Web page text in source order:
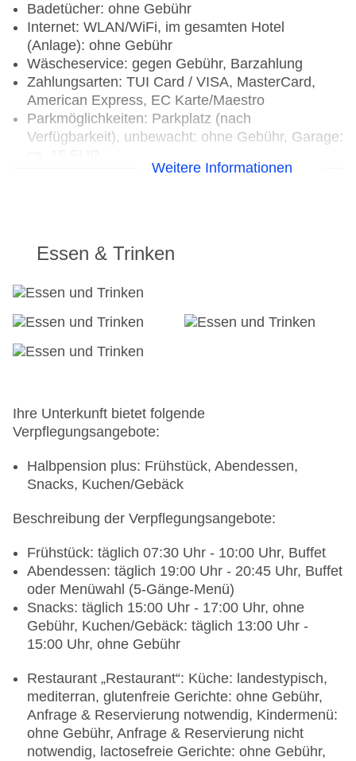
Badetücher: ohne Gebühr
Internet: WLAN/WiFi, im gesamten Hotel
(Anlage): ohne Gebühr
Wäscheservice: gegen Gebühr, Barzahlung
Zahlungsarten: TUI Card / VISA, MasterCard,
American Express, EC Karte/Maestro
Parkmöglichkeiten: Parkplatz (nach
Verfügbarkeit), unbewacht: ohne Gebühr, Garage:
Weitere Informationen
Essen & Trinken
Ihre Unterkunft bietet folgende
Verpflegungsangebote:
Halbpension plus: Frühstück, Abendessen,
Snacks, Kuchen/Gebäck
Beschreibung der Verpflegungsangebote:
Frühstück: täglich 07:30 Uhr - 10:00 Uhr, Buffet
Abendessen: täglich 19:00 Uhr - 20:45 Uhr, Buffet
oder Menüwahl (5-Gänge-Menü)
Snacks: täglich 15:00 Uhr - 17:00 Uhr, ohne
Gebühr, Kuchen/Gebäck: täglich 13:00 Uhr -
15:00 Uhr, ohne Gebühr
Restaurant „Restaurant“: Küche: landestypisch,
mediterran, glutenfreie Gerichte: ohne Gebühr,
Anfrage & Reservierung notwendig, Kindermenü:
ohne Gebühr, Anfrage & Reservierung nicht
notwendig, lactosefreie Gerichte: ohne Gebühr,